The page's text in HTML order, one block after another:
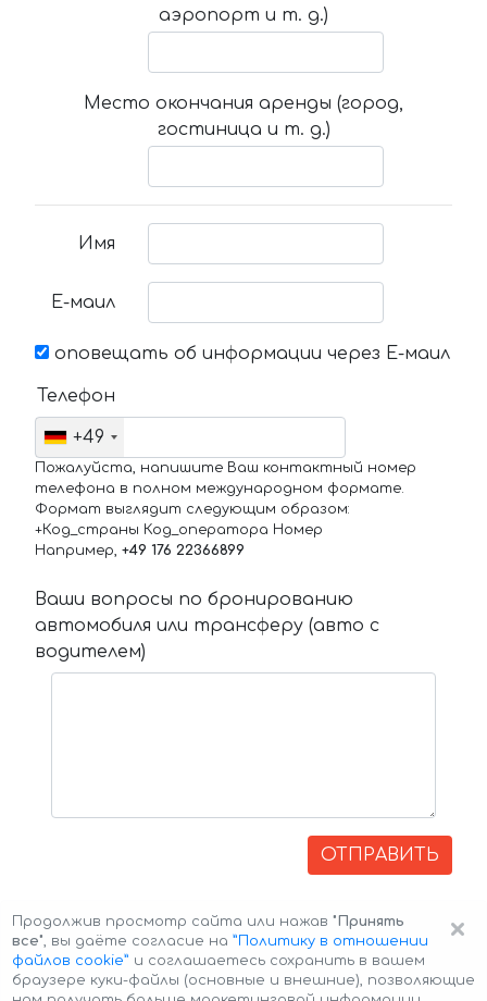
аэропорт и т. д.)
Место окончания аренды (город,
гостиница и т. д.)
Имя
Е-маил
оповещать об информации через Е-маил
Телефон
+49
Пожалуйста, напишите Ваш контактный номер
телефона в полном международном формате.
Формат выглядит следующим образом:
+Код_страны Код_оператора Номер
Например, +49 176 22366899
Ваши вопросы по бронированию
автомобиля или трансферу (авто с
водителем)
ОТПРАВИТЬ
×
Продолжив просмотр сайта или нажав "Принять
все", вы даёте согласие на ”Политику в отношении
файлов cookie” и соглашаетесь сохранить в вашем
браузере куки-файлы (основные и внешние), позволяющие